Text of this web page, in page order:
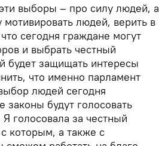
выборы – про силу людей, а
мотивировать людей, верить в
сегодня граждане могут
и выбрать честный
будет защищать интересы
что именно парламент
людей сегодня
законы будут голосовать
голосовала за честный
которым, а также с